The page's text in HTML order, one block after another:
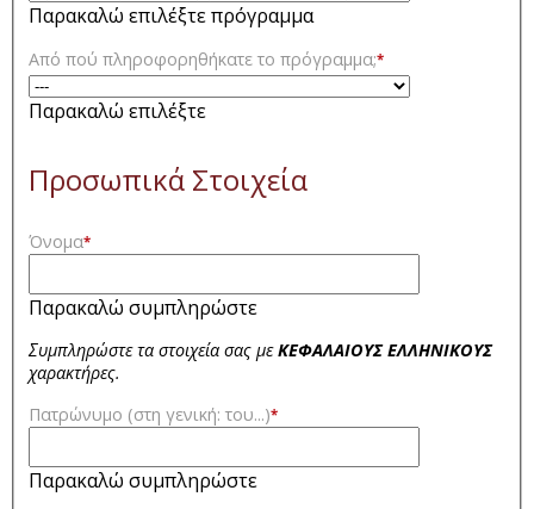
Παρακαλώ επιλέξτε πρόγραμμα
Από πού πληροφορηθήκατε το πρόγραμμα;*
Παρακαλώ επιλέξτε
Προσωπικά Στοιχεία
Όνομα*
Παρακαλώ συμπληρώστε
Συμπληρώστε τα στοιχεία σας μεΚΕΦΑΛΑΙΟΥΣ ΕΛΛΗΝΙΚΟΥΣ
χαρακτήρες.
Πατρώνυμο (στη γενική: του...)*
Παρακαλώ συμπληρώστε